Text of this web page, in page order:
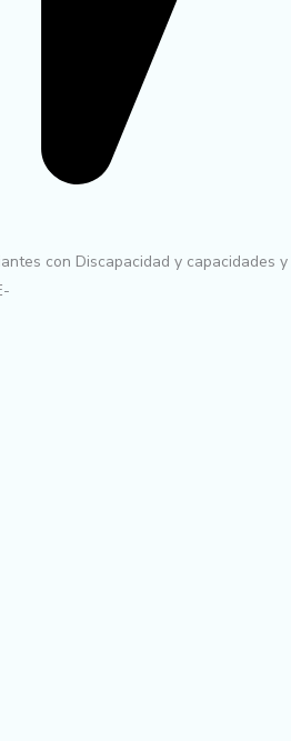
con Discapacidad y capacidades y